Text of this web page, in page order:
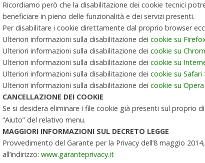
Ricordiamo però che la disabilitazione dei cookie tecnici
beneficiare in pieno delle funzionalità e dei servizi presenti.
Per disabilitare i cookie direttamente dal proprio browser
Ulteriori informazioni sulla disabilitazione dei cookie su
Ulteriori informazioni sulla disabilitazione dei cookie su
Ulteriori informazioni sulla disabilitazione dei cookie su
Ulteriori informazioni sulla disabilitazione dei cookie su Safari
Ulteriori informazioni sulla disabilitazione dei cookie su
CANCELLAZIONE DEI COOKIE
Se si desidera eliminare i file cookie già presenti sul proprio
“Aiuto” del relativo menu.
MAGGIORI INFORMAZIONI SUL DECRETO LEGGE
Provvedimento del Garante per la Privacy dell’8 maggio
all’indirizzo: www.garanteprivacy.it